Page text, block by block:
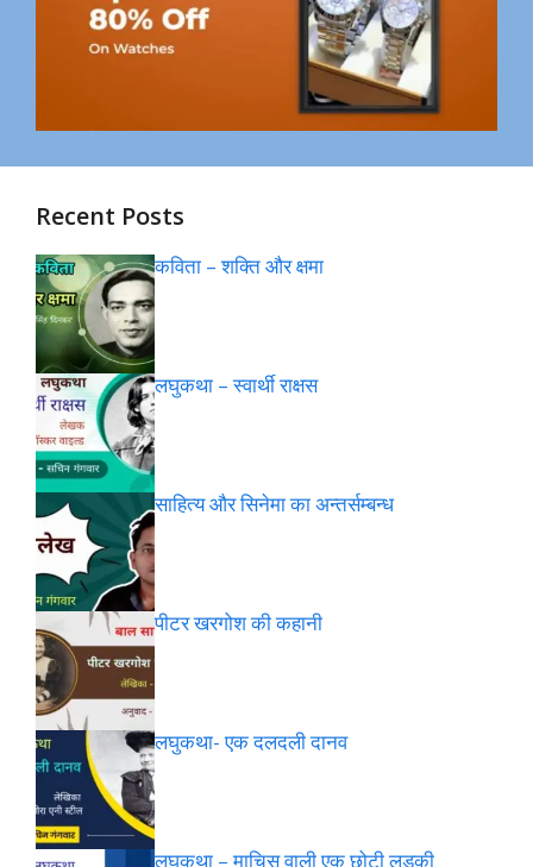
Recent Posts
कविता – शक्ति और क्षमा
लघुकथा – स्वार्थी राक्षस
साहित्य और सिनेमा का अन्तर्सम्बन्ध
पीटर खरगोश की कहानी
लघुकथा- एक दलदली दानव
लघुकथा – माचिस वाली एक छोटी लड़की